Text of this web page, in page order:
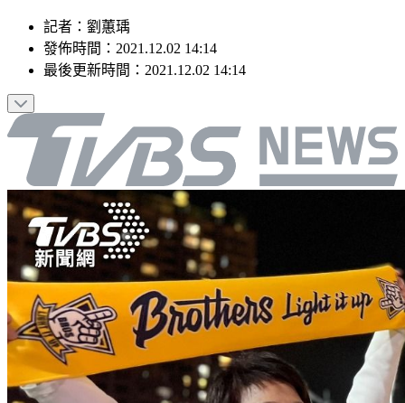
記者 ： 劉蕙瑀
發佈時間： 2021.12.02 14:14
最後更新時間： 2021.12.02 14:14